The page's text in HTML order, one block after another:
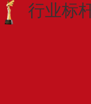
行业标